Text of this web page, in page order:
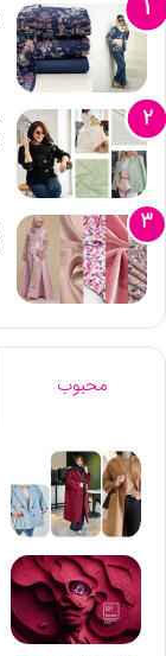
ی
س
ی
ا
ی
ا
محبوب